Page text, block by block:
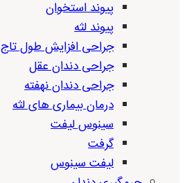
پیوند استخوان
پیوند لثه
جراحی افزایش طول تاج
جراحی دندان عقل
جراحی دندان نهفته
درمان بیماری های لثه
سینوس لیفت
گرفت
لیفت سینوس